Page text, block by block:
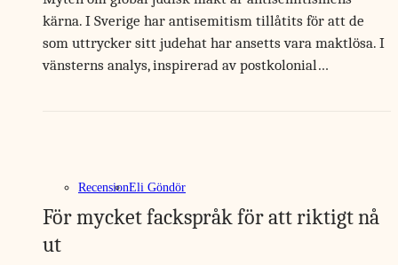
kärna. I Sverige har antisemitism tillåtits för att de
som uttrycker sitt judehat har ansetts vara maktlösa. I
vänsterns analys, inspirerad av postkolonial…
RecensionEli Göndör
För mycket fackspråk för att riktigt nå
ut